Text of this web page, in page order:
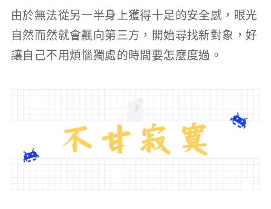
由於無法從另一半身上獲得十足的安全感，眼光
自然而然就會飄向第三方，開始尋找新對象，好
讓自己不用煩惱獨處的時間要怎麼度過。